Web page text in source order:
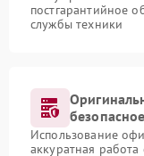
постгарантийное
службы техники
Использование
аккуратная